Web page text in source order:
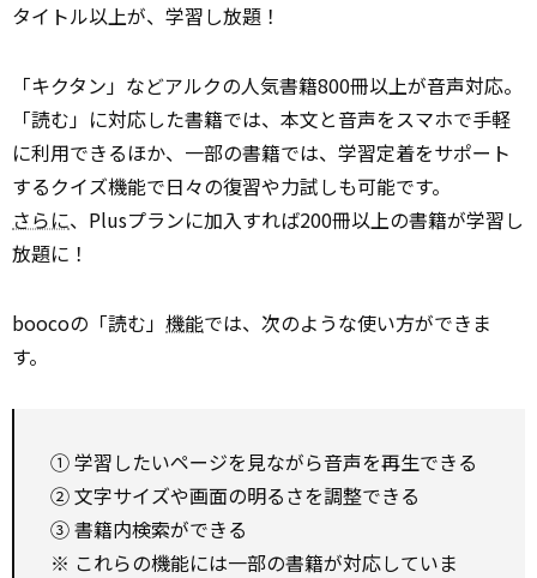
タイトル以上が、学習し放題！
「キクタン」などアルクの人気書籍800冊以上が音声対応。
「読む」に対応した書籍では、本文と音声をスマホで手軽
に利用できるほか、一部の書籍では、学習定着をサポート
するクイズ機能で日々の復習や力試しも可能です。
さらに、Plusプランに加入すれば200冊以上の書籍が学習し
放題に！
boocoの「読む」 機能では、次のような使い方ができま
す。
① 学習したいページを見ながら音声を再生できる
② 文字サイズや画面の明るさを調整できる
③ 書籍内検索ができる
※ これらの機能には一部の書籍が対応していま